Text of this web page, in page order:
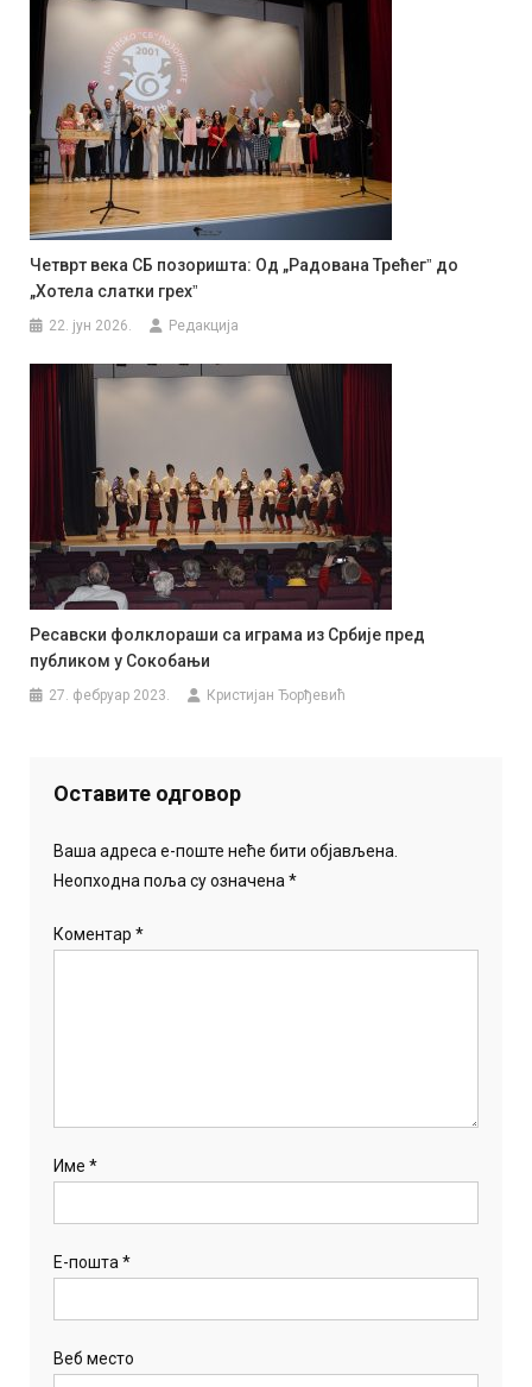
Четврт века СБ позоришта: Од „Радована Трећегˮ до
„Хотела слатки грехˮ
22. јун 2026. Редакција
Ресавски фолклораши са играма из Србије пред
публиком у Сокобањи
27. фебруар 2023. Кристијан Ђорђевић
Оставите одговор
Ваша адреса е-поште неће бити објављена.
Неопходна поља су означена*
Коментар*
Име*
Е-пошта*
Веб место